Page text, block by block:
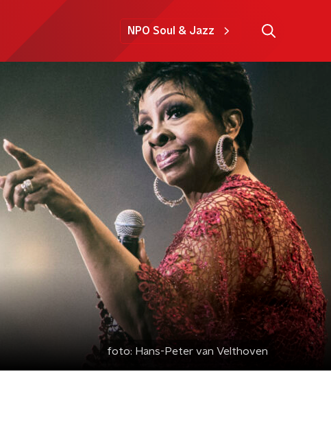
NPO Soul & Jazz
foto: Hans-Peter van Velthoven